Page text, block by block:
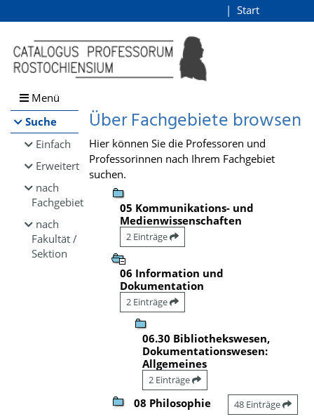
Browsen
direkt zum Inhalt
Start
Menü
Suche
Einfach
Erweitert
nach
Fachgebiet
nach
Fakultät /
Sektion
Über Fachgebiete browsen
Hier können Sie die Professoren und
Professorinnen nach Ihrem Fachgebiet
suchen.
05 Kommunikations- und
Medienwissenschaften
2 Einträge
06 Information und
Dokumentation
2 Einträge
06.30 Bibliothekswesen,
Dokumentationswesen:
Allgemeines
2 Einträge
08 Philosophie 48 Einträge